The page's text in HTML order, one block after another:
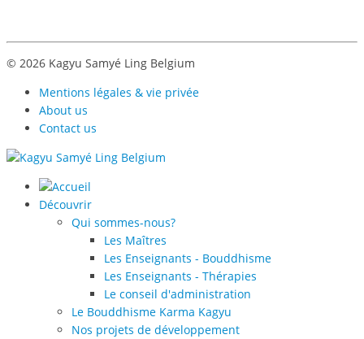
© 2026 Kagyu Samyé Ling Belgium
Mentions légales & vie privée
About us
Contact us
Découvrir
Qui sommes-nous?
Les Maîtres
Les Enseignants - Bouddhisme
Les Enseignants - Thérapies
Le conseil d'administration
Le Bouddhisme Karma Kagyu
Nos projets de développement